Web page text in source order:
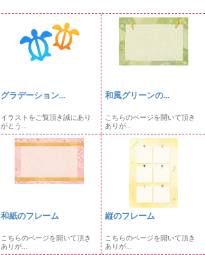
グラデーション...
イラストをご覧頂き誠にあり
がとう...
和風グリーンの...
こちらのページを開いて頂き
ありが...
和紙のフレーム
こちらのページを開いて頂き
ありが...
縦のフレーム
こちらのページを開いて頂き
ありが...